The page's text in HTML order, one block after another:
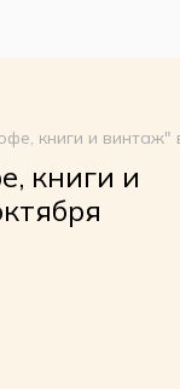
книги и винтаж"
книги и